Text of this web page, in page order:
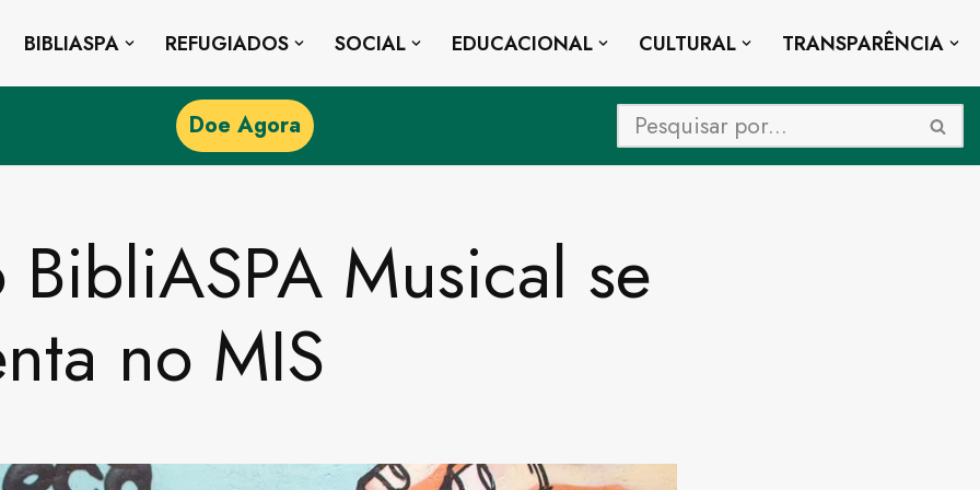
BIBLIASPA REFUGIADOS SOCIAL EDUCACIONAL CULTURAL TRANSPARÊNCIA
Doe Agora
Musical se
no MIS